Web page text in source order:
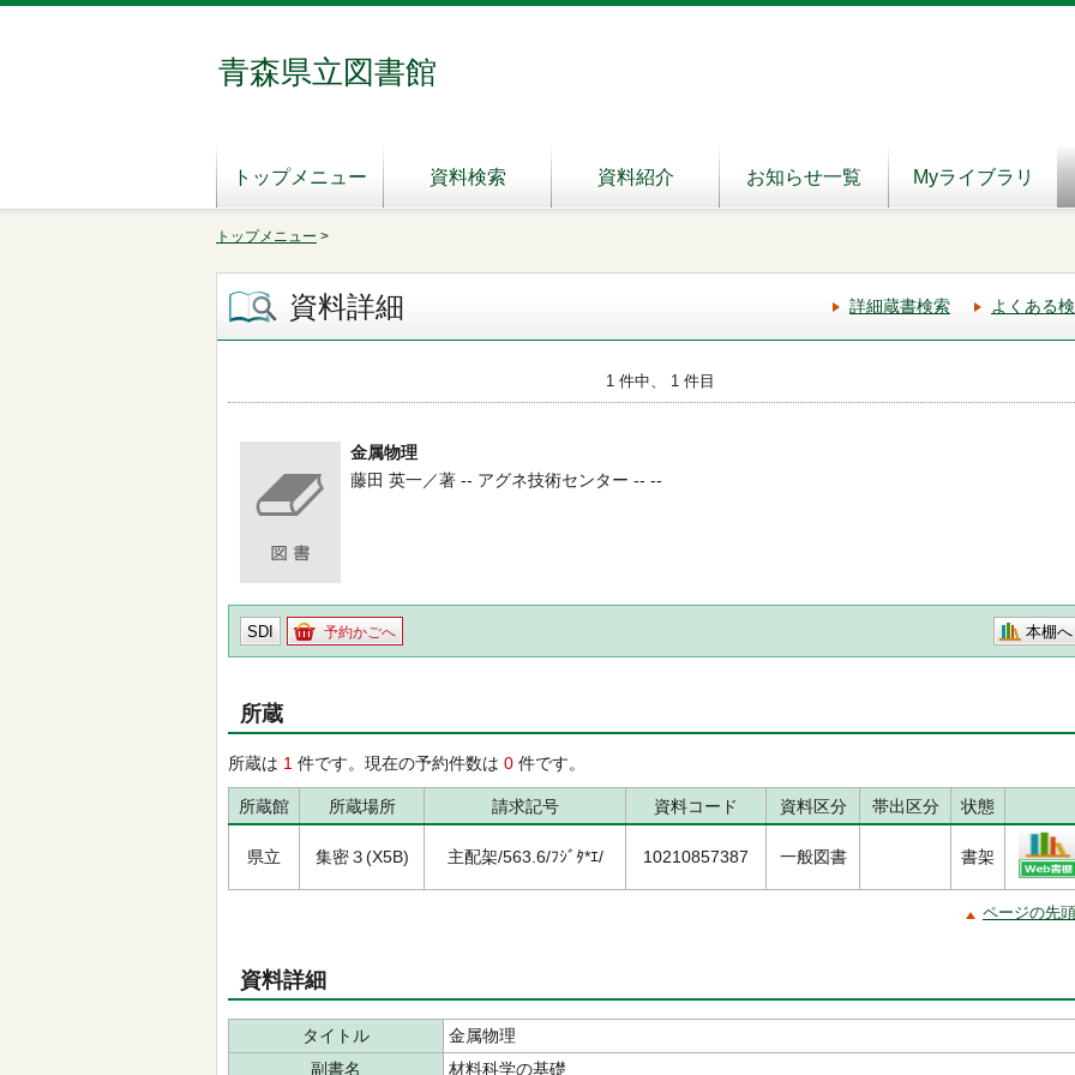
青森県立図書館
トップメニュー 資料検索 資料紹介 お知らせ一覧 Myライブラリ
トップメニュー >
資料詳細 詳細蔵書検索 よくある
1 件中、 1 件目
金属物理
藤田 英一／著 -- アグネ技術センター -- --
SDI 予約かごへ 本棚へ
所蔵
所蔵は 1 件です。現在の予約件数は 0 件です。
所蔵館 所蔵場所 請求記号 資料コード 資料区分 帯出区分 状態
県立 集密３(X5B) 主配架/563.6/ﾌｼﾞﾀ*ｴ/ 10210857387 一般図書 書架
ページの先
資料詳細
タイトル
金属物理
副書名
材料科学の基礎